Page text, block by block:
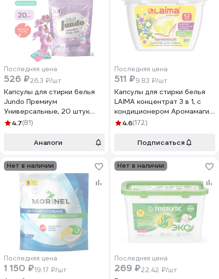
Последняя цена
526 ₽26.3 ₽/шт
Капсулы для стирки белья
Jundo Премиум
Универсальные, 20 штук
4903720021194
4.7(81)
Аналоги
Последняя цена
511 ₽9.83 ₽/шт
Капсулы для стирки белья
LAIMA концентрат 3 в 1, с
кондиционером Аромамагия,
52 шт. 608265
4.6(172)
Подписаться
Нет в наличии
Последняя цена
1 150 ₽19.17 ₽/шт
Нет в наличии
Последняя цена
269 ₽22.42 ₽/шт